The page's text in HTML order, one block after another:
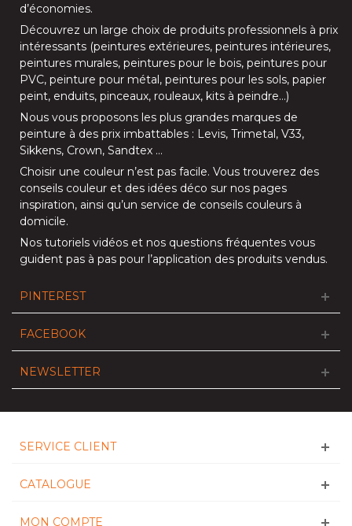
d’économies.
Découvrez un large choix de produits professionnels à prix
intéressants (peintures extérieures, peintures intérieures,
peintures murales, peintures pour le bois, peintures pour
PVC, peinture pour métal, peintures pour les sols, papier
peint, enduits, pinceaux, rouleaux, kits à peindre…)
Nous vous proposons les plus grandes marques de
peinture à des prix imbattables : Levis, Trimetal, V33,
Sikkens, Crown, Sandtex …
Choisir une couleur n’est pas facile. Vous trouverez des
conseils couleur et des idées déco sur nos pages
inspiration, ainsi qu’un service de conseils couleurs à
domicile.
Nos tutoriels vidéos et nos questions fréquentes vous
guident pas à pas pour l’application des produits vendus.
PINTEREST
FACEBOOK
NEWSLETTER
SERVICE CLIENT
CATALOGUE
MON COMPTE